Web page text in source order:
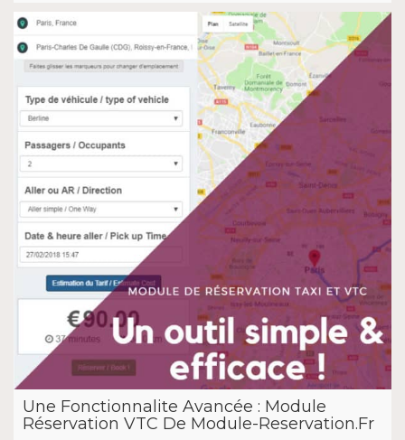
Une Fonctionnalite Avancée : Module
Réservation VTC De Module-Reservation.Fr